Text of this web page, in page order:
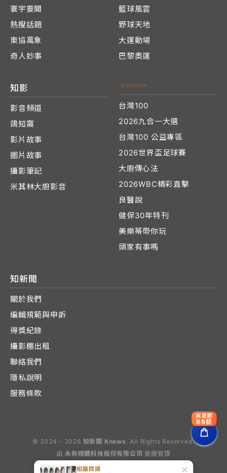
×
相關閱讀
寰宇要聞
熱搜話題
東協萬象
奇人妙事
籃球風雲
野球天地
大運動場
巴黎奧運
知影
影音頻道
鴿知窩
影片故事
圖片故事
攝影筆記
米其林大廚影音
台灣100
2026九合一大選
台灣100 公益專區
2026世界盃足球賽
大廚傳心法
2026WBC精彩直擊
良醫說
健保30年特刊
美樂蒂帶你玩
頭家有事嗎
知新聞
關於我們
編輯規範與申訴
得獎紀錄
攝影棚出租
聯絡我們
隱私說明
服務條款
© 2024 - 2026 知新聞 Knews . All Rights Reserved.
由 永新媒體科技股份有限公司 營運管理
爽夏節
85折